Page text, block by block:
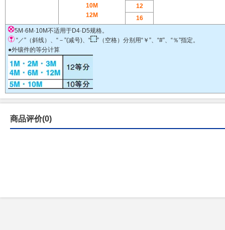
10M
12M
12
16
5M·6M·10M不适用于D4·D5规格。
“／”（斜线）、“－”(减号)、“
”（空格）分别用“￥”、“#”、“％”指定。
●外镶件的等分计算
商品评价(0)